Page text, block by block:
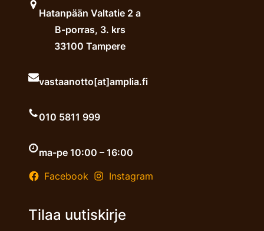
Hatanpään Valtatie 2 a
B-porras, 3. krs
33100 Tampere
vastaanotto[at]amplia.fi
010 5811 999
ma-pe 10:00 – 16:00
Facebook
Instagram
Tilaa uutiskirje